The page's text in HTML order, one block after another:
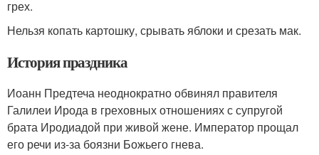
грех.
Нельзя копать картошку, срывать яблоки и срезать мак.
История праздника
Иоанн Предтеча неоднократно обвинял правителя
Галилеи Ирода в греховных отношениях с супругой
брата Иродиадой при живой жене. Император прощал
его речи из-за боязни Божьего гнева.